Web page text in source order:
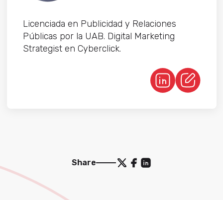
Licenciada en Publicidad y Relaciones
Públicas por la UAB. Digital Marketing
Strategist en Cyberclick.
Share